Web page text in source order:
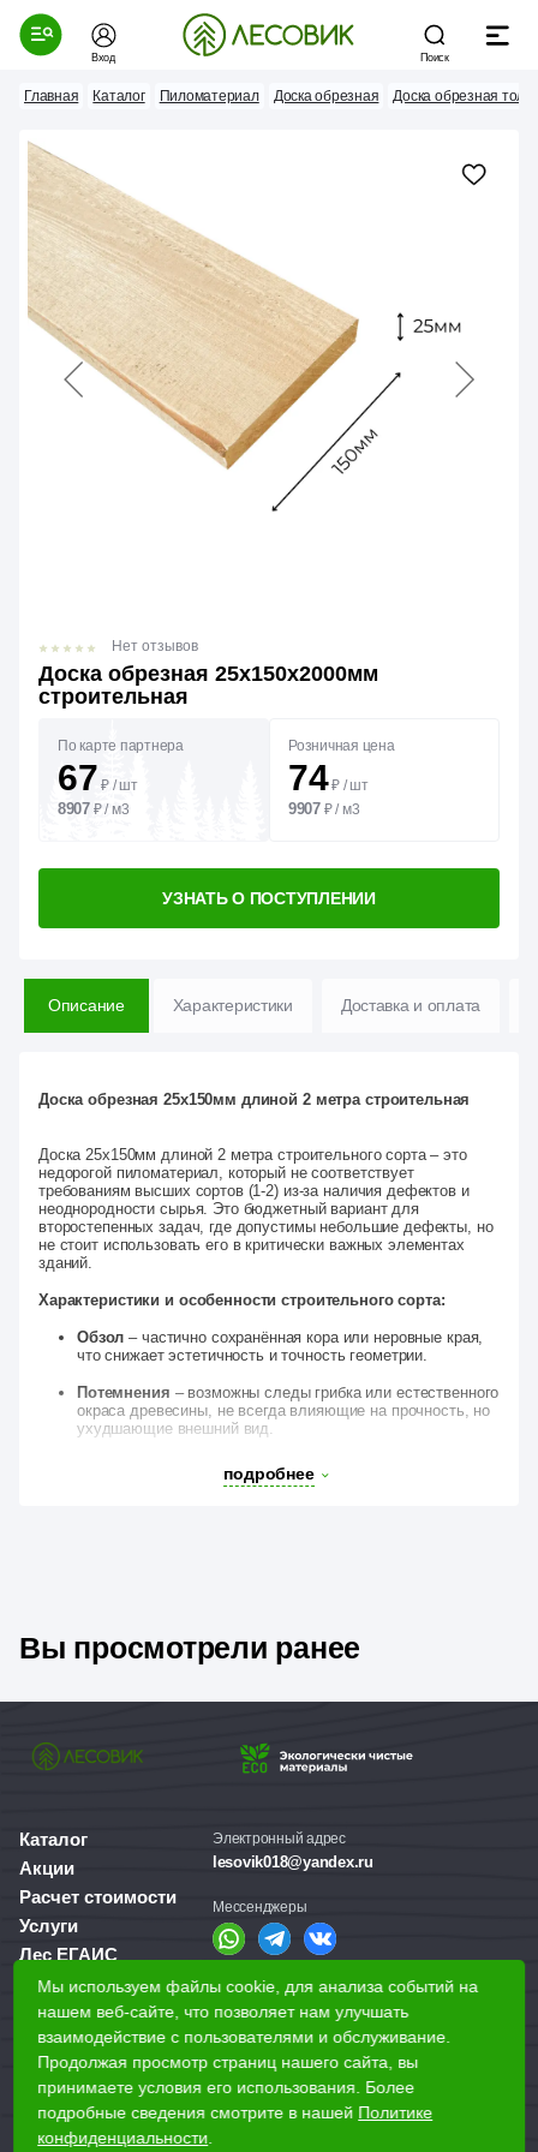
Вход Поиск
Главная Каталог Пиломатериал Доска обрезная Доска обрезная
Доска обрезная 25х150х2000мм
строительная
Нет отзывов
По карте партнера
67 ₽ /шт
8907 ₽/ м3
Розничная цена
74₽ / шт
9907 ₽/ м3
УЗНАТЬ О ПОСТУПЛЕНИИ
Описание Характеристики Доставка и оплата
Доска обрезная 25х150мм длиной 2 метра строительная
Доска 25х150мм длиной 2 метра строительного сорта – это
недорогой пиломатериал, который не соответствует
требованиям высших сортов (1-2) из-за наличия дефектов и
неоднородности сырья. Это бюджетный вариант для
второстепенных задач, где допустимы небольшие дефекты, но
не стоит использовать его в критически важных элементах
зданий.
Характеристики и особенности строительного сорта:
Обзол – частично сохранённая кора или неровные края,
что снижает эстетичность и точность геометрии.
Потемнения – возможны следы грибка или естественного
окраса древесины, не всегда влияющие на прочность, но
ухудшающие внешний вид.
– включает сухостой (высохшие на
корню деревья) и «Зеленый лес» не прошедший в сорт 1-2
Черновые конструкции – обрешётка, временные сооружения,
поддоны.
Хозяйственные постройки – сараи, навесы, заборы, собачьи
Внутренние неответственные элементы – каркасы перегородок,
ландшафтного дизайна (если обзол и потемнения не критичны).
Доставка доски в день заказа. Распил в нужный размер.
подробнее
Вы просмотрели ранее
Каталог
Акции
Расчет стоимости
Услуги
Лес ЕГАИС
О компании
Доставка и оплата
Для бизнеса
Наши магазины
Электронный адрес
lesovik018@yandex.ru
Мессенджеры
Справочная служба
+7 (3412) 77-60-50
Мы используем файлы cookie, для анализа событий на
нашем веб-сайте, что позволяет нам улучшать
взаимодействие с пользователями и обслуживание.
Продолжая просмотр страниц нашего сайта, вы
принимаете условия его использования. Более
подробные сведения смотрите в нашей Политике
конфиденциальности